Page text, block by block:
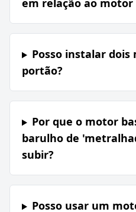
em relação ao motor
Posso instalar
portão?
Por que o motor
barulho de
subir?
Posso usar um